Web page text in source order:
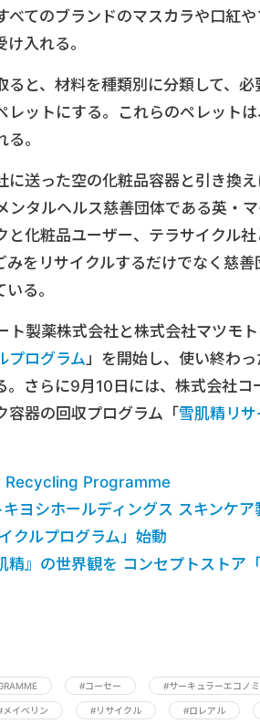
てのブランドのマスカラや口紅
入れる。
と、材料を種類別に分類して、
ットにする。これらのペレット
。
に送った空の化粧品容器と引き換
タルヘルス慈善団体である英・
と化粧品ユーザー、テラサイクル
をリサイクルするだけでなく慈
る。
ト製薬株式会社と株式会社マツモ
プログラム」を開始し、使い終わ
さらに9月10日には、株式会社コ
器の回収プログラム「 雪肌精リ
Programme
ヨシホールディングス スキンケア
クルプログラム」始動
精』の世界観を コンセプトストア
#コーセー #サーキュラーエコノ
メイベリン #リサイクル #ロレアル